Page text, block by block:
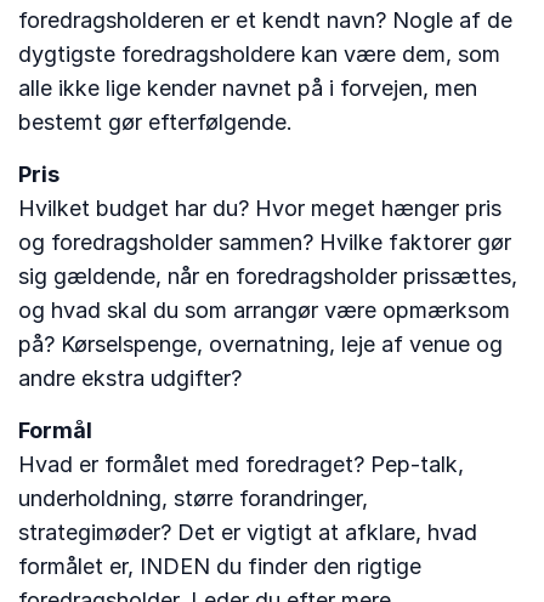
foredragsholderen er et kendt navn? Nogle af de
dygtigste foredragsholdere kan være dem, som
alle ikke lige kender navnet på i forvejen, men
bestemt gør efterfølgende.
Pris
Hvilket budget har du? Hvor meget hænger pris
og foredragsholder sammen? Hvilke faktorer gør
sig gældende, når en foredragsholder prissættes,
og hvad skal du som arrangør være opmærksom
på? Kørselspenge, overnatning, leje af venue og
andre ekstra udgifter?
Formål
Hvad er formålet med foredraget? Pep-talk,
underholdning, større forandringer,
strategimøder? Det er vigtigt at afklare, hvad
formålet er, INDEN du finder den rigtige